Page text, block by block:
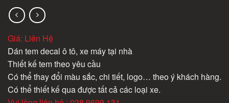
Giá: Liên Hệ
Dán tem decal ô tô, xe máy tại nhà
Thiết kế tem theo yêu cầu
Có thể thay đổi màu sắc, chi tiết, logo… theo ý khách hàng.
Có thể thiết kế qua được tất cả các loại xe.